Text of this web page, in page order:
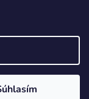
opaskov a
jednokusovky